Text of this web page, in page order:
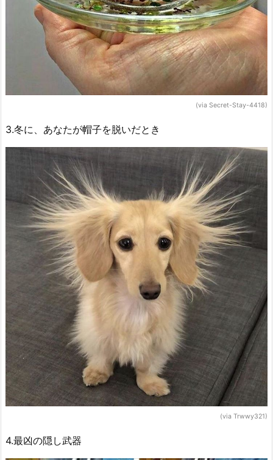
(via Secret-Stay-4418)
3.冬に、あなたが帽子を脱いだとき
(via Trwwy321)
4.最凶の隠し武器